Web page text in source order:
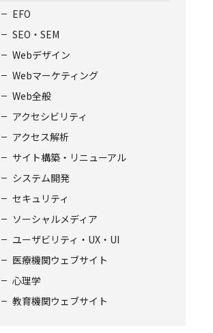
EFO
SEO・SEM
Webデザイン
Webマーケティング
Web全般
アクセシビリティ
アクセス解析
サイト構築・リニューアル
システム開発
セキュリティ
ソーシャルメディア
ユーザビリティ・UX・UI
医療機関ウェブサイト
心理学
教育機関ウェブサイト